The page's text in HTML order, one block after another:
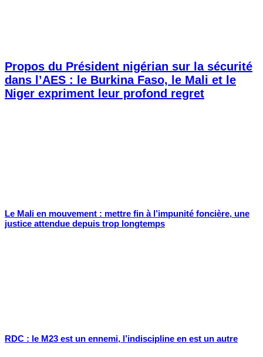
Propos du Président nigérian sur la sécurité
dans l’AES : le Burkina Faso, le Mali et le
Niger expriment leur profond regret
Le Mali en mouvement : mettre fin à l’impunité foncière, une
justice attendue depuis trop longtemps
RDC : le M23 est un ennemi, l’indiscipline en est un autre